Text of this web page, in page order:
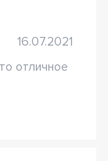
16.07.2021
отличное